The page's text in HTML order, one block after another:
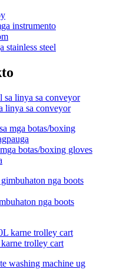
instrumento
stainless steel
linya sa conveyor
botas/boxing gloves
nga boots
trolley cart